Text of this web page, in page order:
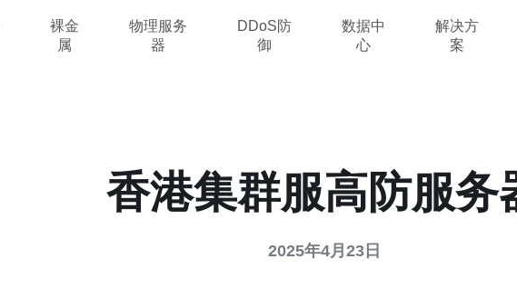
裸金
属
物理服务
器
DDoS防
御
数据中
心
解决方
案
香港集群服高防服务
2025年4月23日